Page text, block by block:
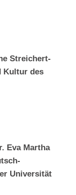
Streichert-
Kultur des
Eva Martha
Universität